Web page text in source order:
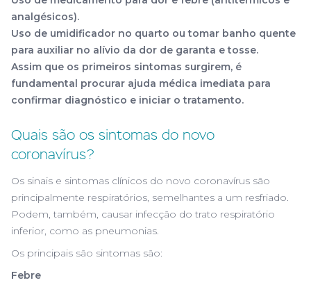
analgésicos).
Uso de umidificador no quarto ou tomar banho quente
para auxiliar no alívio da dor de garanta e tosse.
Assim que os primeiros sintomas surgirem, é
fundamental procurar ajuda médica imediata para
confirmar diagnóstico e iniciar o tratamento.
Quais são os sintomas do novo
coronavírus?
Os sinais e sintomas clínicos do novo coronavírus são
principalmente respiratórios, semelhantes a um resfriado.
Podem, também, causar infecção do trato respiratório
inferior, como as pneumonias.
Os principais são sintomas são:
Febre